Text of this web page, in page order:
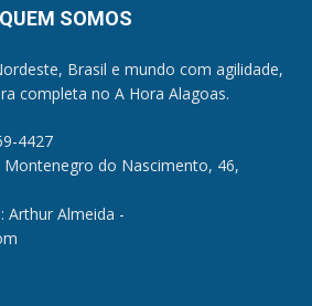
QUEM SOMOS
Brasil e mundo com agilidade,
completa no A Hora Alagoas.
4427
Montenegro do Nascimento, 46,
Arthur Almeida -